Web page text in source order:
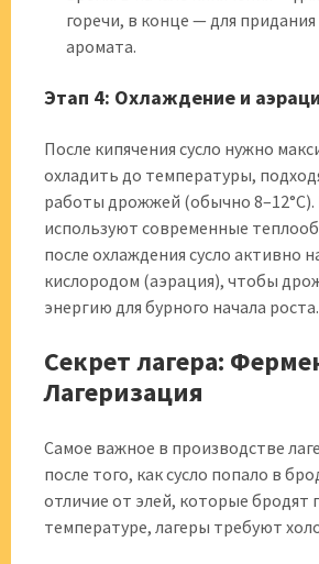
горечи, в конце — для
аромата.
Этап 4: Охлаждение и
После кипячения сусло нужно
охладить до температуры,
работы дрожжей (обычно
используют современные
после охлаждения сусло активно
кислородом (аэрация), чтобы
энергию для бурного начала роста.
Секрет лагера:
Лагеризация
Самое важное в производстве
после того, как сусло попало в
отличие от элей, которые бродят
температуре, лагеры требуют